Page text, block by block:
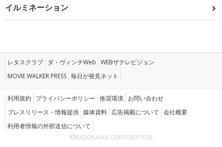
イルミネーション
レタスクラブ ダ・ヴィンチWeb WEBザテレビジョン
MOVIE WALKER PRESS 毎日が発見ネット
利用規約 プライバシーポリシー 推奨環境 お問い合わせ
プレスリリース・情報提供 媒体資料 広告掲載について 会社概要
利用者情報の外部送信について
©KADOKAWA CORPORATION